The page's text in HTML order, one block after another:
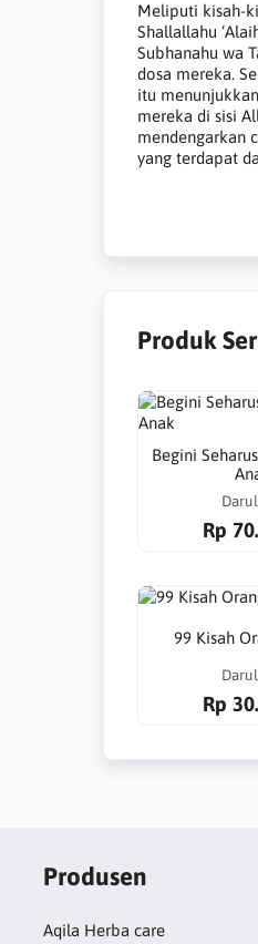
Meliputi kisah-
Shallallahu
Subhanahu wa
dosa mereka.
itu
mereka di sisi
mendengarkan
yang terdapat
Produk
Begini
Rp
99 Kisah
Rp
Produsen
Aqila Herba care